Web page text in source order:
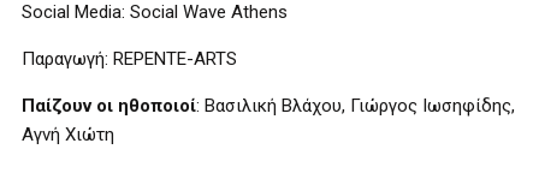
Social Media: Social Wave Athens
Παραγωγή: REPENTE-ARTS
Παίζουν οι ηθοποιοί: Βασιλική Βλάχου, Γιώργος Ιωσηφίδης,
Αγνή Χιώτη